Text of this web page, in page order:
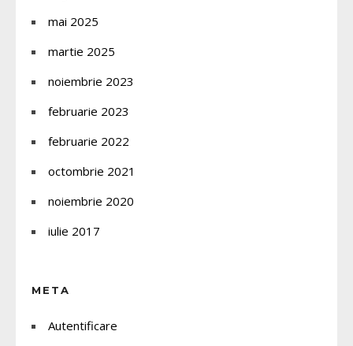
mai 2025
martie 2025
noiembrie 2023
februarie 2023
februarie 2022
octombrie 2021
noiembrie 2020
iulie 2017
META
Autentificare